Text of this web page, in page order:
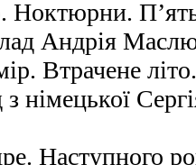
Ноктюрни.
Андрія
Втрачене
німецької
Наступного